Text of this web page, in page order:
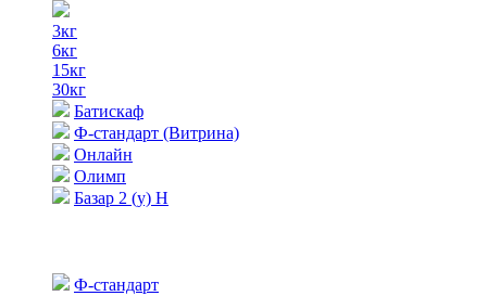
3кг
6кг
15кг
30кг
Батискаф
Ф-стандарт (Витрина)
Онлайн
Олимп
Базар 2 (у) Н
Ф-стандарт